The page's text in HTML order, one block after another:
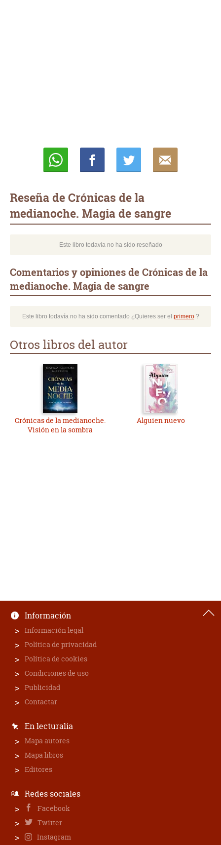
Reseña de Crónicas de la
medianoche. Magia de sangre
Este libro todavía no ha sido reseñado
Comentarios y opiniones de Crónicas de la
medianoche. Magia de sangre
Este libro todavía no ha sido comentado ¿Quieres ser el primero?
Otros libros del autor
Crónicas de la medianoche.
Visión en la sombra
Alguien nuevo
Información
Información legal
Política de privacidad
Política de cookies
Condiciones de uso
Publicidad
Contactar
En lecturalia
Mapa autores
Mapa libros
Editores
Redes sociales
Facebook
Twitter
Instagram